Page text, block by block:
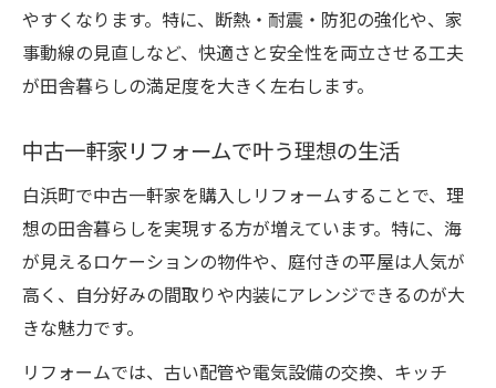
やすくなります。特に、断熱・耐震・防犯の強化や、家
事動線の見直しなど、快適さと安全性を両立させる工夫
が田舎暮らしの満足度を大きく左右します。
中古一軒家リフォームで叶う理想の生活
白浜町で中古一軒家を購入しリフォームすることで、理
想の田舎暮らしを実現する方が増えています。特に、海
が見えるロケーションの物件や、庭付きの平屋は人気が
高く、自分好みの間取りや内装にアレンジできるのが大
きな魅力です。
リフォームでは、古い配管や電気設備の交換、キッチ